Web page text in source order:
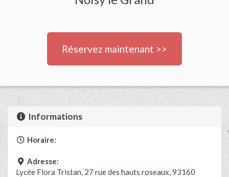
Réservez maintenant >>
Informations
Horaire:
Adresse:
Lycée Flora Tristan, 27 rue des hauts roseaux, 93160